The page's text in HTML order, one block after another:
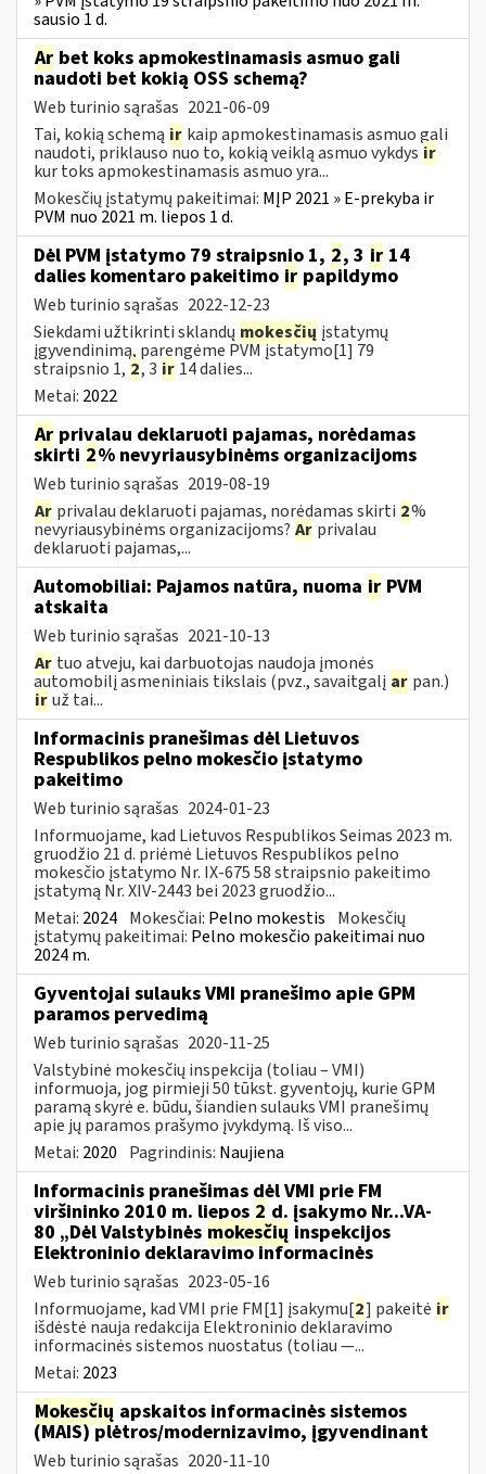
sausio 1 d.
Ar bet koks apmokestinamasis asmuo gali
naudoti bet kokią OSS schemą?
Web turinio sąrašas 2021-06-09
Tai, kokią schemą ir kaip apmokestinamasis asmuo gali
naudoti, priklauso nuo to, kokią veiklą asmuo vykdys ir
kur toks apmokestinamasis asmuo yra...
Mokesčių įstatymų pakeitimai: MĮP 2021 » E-prekyba ir
PVM nuo 2021 m. liepos 1 d.
Dėl PVM įstatymo 79 straipsnio 1, 2, 3 ir 14
dalies komentaro pakeitimo ir papildymo
Web turinio sąrašas 2022-12-23
Siekdami užtikrinti sklandų mokesčių įstatymų
įgyvendinimą, parengėme PVM įstatymo[1] 79
straipsnio 1, 2, 3 ir 14 dalies...
Metai: 2022
Ar privalau deklaruoti pajamas, norėdamas
skirti 2% nevyriausybinėms organizacijoms
Web turinio sąrašas 2019-08-19
Ar privalau deklaruoti pajamas, norėdamas skirti 2%
nevyriausybinėms organizacijoms? Ar privalau
deklaruoti pajamas,...
Automobiliai: Pajamos natūra, nuoma ir PVM
atskaita
Web turinio sąrašas 2021-10-13
Ar tuo atveju, kai darbuotojas naudoja įmonės
automobilį asmeniniais tikslais (pvz., savaitgalį ar pan.)
iruž tai...
Informacinis pranešimas dėl Lietuvos
Respublikos pelno mokesčio įstatymo
pakeitimo
Web turinio sąrašas 2024-01-23
Informuojame, kad Lietuvos Respublikos Seimas 2023 m.
gruodžio 21 d. priėmė Lietuvos Respublikos pelno
mokesčio įstatymo Nr. IX-675 58 straipsnio pakeitimo
įstatymą Nr. XIV-2443 bei 2023 gruodžio...
Metai: 2024 Mokesčiai: Pelno mokestis Mokesčių
įstatymų pakeitimai: Pelno mokesčio pakeitimai nuo
2024 m.
Gyventojai sulauks VMI pranešimo apie GPM
paramos pervedimą
Web turinio sąrašas 2020-11-25
Valstybinė mokesčių inspekcija (toliau – VMI)
informuoja, jog pirmieji 50 tūkst. gyventojų, kurie GPM
paramą skyrė e. būdu, šiandien sulauks VMI pranešimų
apie jų paramos prašymo įvykdymą. Iš viso...
Metai: 2020 Pagrindinis: Naujiena
Informacinis pranešimas dėl VMI prie FM
viršininko 2010 m. liepos 2 d. įsakymo Nr...VA-
80 „Dėl Valstybinės mokesčių inspekcijos
Elektroninio deklaravimo informacinės
Web turinio sąrašas 2023-05-16
Informuojame, kad VMI prie FM[1] įsakymu[2] pakeitė ir
išdėstė nauja redakcija Elektroninio deklaravimo
informacinės sistemos nuostatus (toliau —...
Metai: 2023
Mokesčių apskaitos informacinės sistemos
(MAIS) plėtros/modernizavimo, įgyvendinant
Web turinio sąrašas 2020-11-10